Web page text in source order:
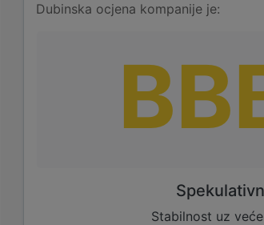
Dubinska ocjena kompanije je:
Stabilnost uz